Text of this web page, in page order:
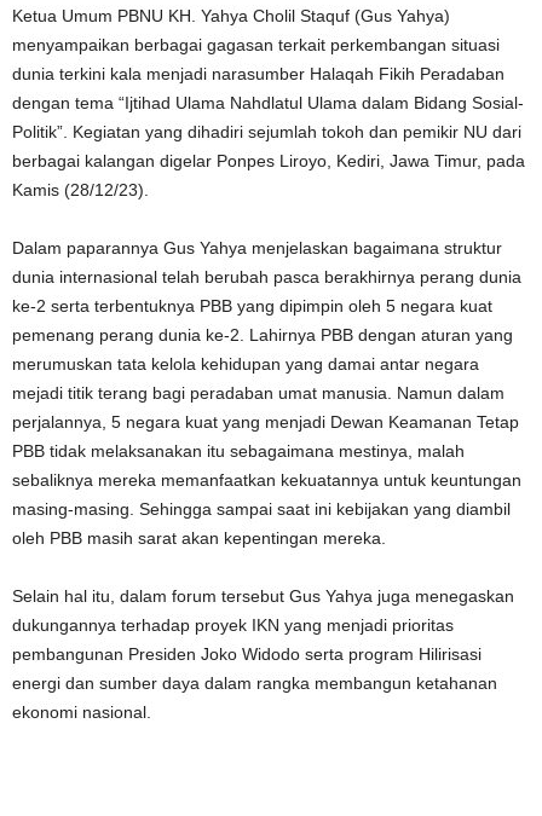
Ketua Umum PBNU KH. Yahya Cholil Staquf (Gus Yahya)
menyampaikan berbagai gagasan terkait perkembangan situasi
dunia terkini kala menjadi narasumber Halaqah Fikih Peradaban
dengan tema “Ijtihad Ulama Nahdlatul Ulama dalam Bidang Sosial-
Politik”. Kegiatan yang dihadiri sejumlah tokoh dan pemikir NU dari
berbagai kalangan digelar Ponpes Liroyo, Kediri, Jawa Timur, pada
Kamis (28/12/23).
Dalam paparannya Gus Yahya menjelaskan bagaimana struktur
dunia internasional telah berubah pasca berakhirnya perang dunia
ke-2 serta terbentuknya PBB yang dipimpin oleh 5 negara kuat
pemenang perang dunia ke-2. Lahirnya PBB dengan aturan yang
merumuskan tata kelola kehidupan yang damai antar negara
mejadi titik terang bagi peradaban umat manusia. Namun dalam
perjalannya, 5 negara kuat yang menjadi Dewan Keamanan Tetap
PBB tidak melaksanakan itu sebagaimana mestinya, malah
sebaliknya mereka memanfaatkan kekuatannya untuk keuntungan
masing-masing. Sehingga sampai saat ini kebijakan yang diambil
oleh PBB masih sarat akan kepentingan mereka.
Selain hal itu, dalam forum tersebut Gus Yahya juga menegaskan
dukungannya terhadap proyek IKN yang menjadi prioritas
pembangunan Presiden Joko Widodo serta program Hilirisasi
energi dan sumber daya dalam rangka membangun ketahanan
ekonomi nasional.